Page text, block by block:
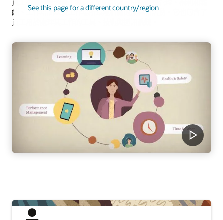
See this page for a different country/region
員工體驗平台
酬、工作培訓以及工作場所環境相關的流程和活動。它也包含了
員工用於處理其工作的工具、技術與通訊系統。